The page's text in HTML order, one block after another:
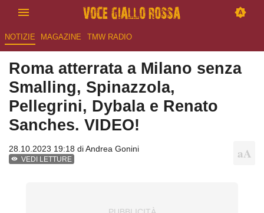
NOTIZIE MAGAZINE TMW RADIO
Roma atterrata a Milano senza
Smalling, Spinazzola,
Pellegrini, Dybala e Renato
Sanches. VIDEO!
28.10.2023 19:18 diAndrea Gonini
VEDI LETTURE